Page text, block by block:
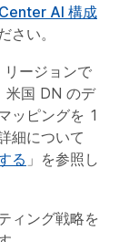
AI 構成
さい。
ージョンで
米国 DN のデ
ッピングを 1
細について
る 」を参照し
ィング戦略を